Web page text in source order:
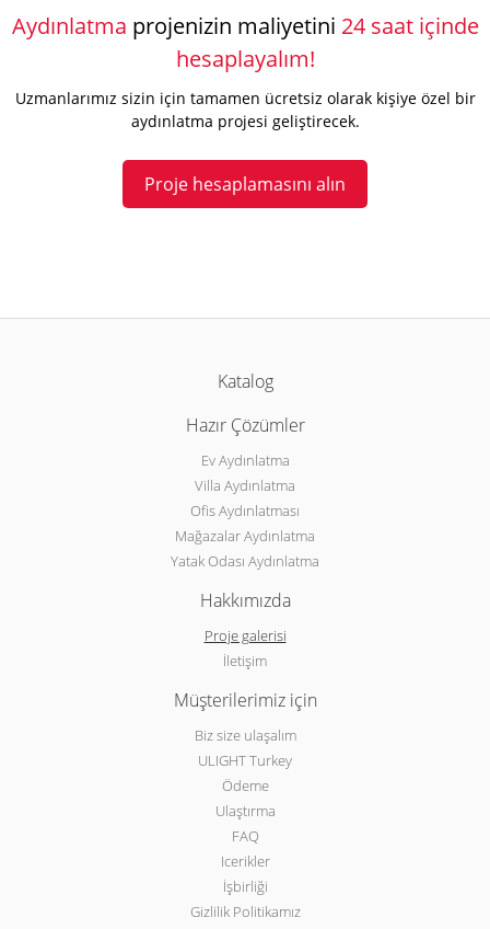
Aydınlatma projenizin maliyetini 24 saat içinde
hesaplayalım!
Uzmanlarımız sizin için tamamen ücretsiz olarak kişiye özel bir
aydınlatma projesi geliştirecek.
Proje hesaplamasını alın
Katalog
Hazır Çözümler
Ev Aydınlatma
Villa Aydınlatma
Ofis Aydınlatması
Mağazalar Aydınlatma
Yatak Odası Aydınlatma
Hakkımızda
Proje galerisi
İletişim
Müşterilerimiz için
Biz size ulaşalım
ULIGHT Turkey
Ödeme
Ulaştırma
FAQ
Icerikler
İşbirliği
Gizlilik Politikamız